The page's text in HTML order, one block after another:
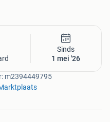
Sinds
1 mei '26
m2394449795